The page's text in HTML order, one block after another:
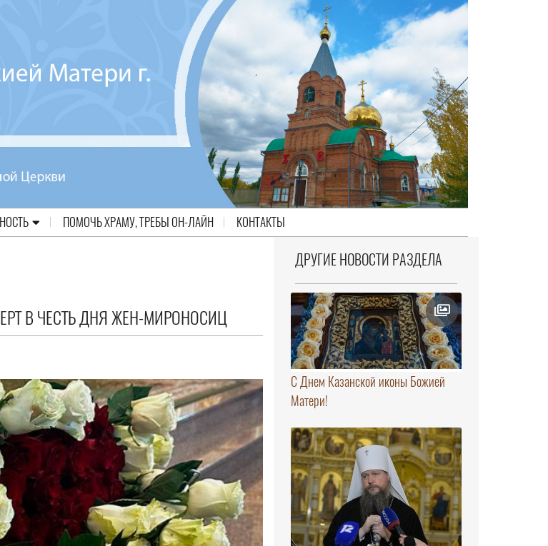
ПОМОЧЬ ХРАМУ, ТРЕБЫ ОН-ЛАЙН КОНТАКТЫ
В ЧЕСТЬ ДНЯ ЖЕН-МИРОНОСИЦ
ДРУГИЕ НОВОСТИ РАЗДЕЛА
С Днем Казанской иконы Божией
Матери!